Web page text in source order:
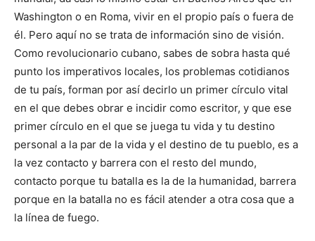
Washington o en Roma, vivir en el propio país o fuera de
él. Pero aquí no se trata de información sino de visión.
Como revolucionario cubano, sabes de sobra hasta qué
punto los imperativos locales, los problemas cotidianos
de tu país, forman por así decirlo un primer círculo vital
en el que debes obrar e incidir como escritor, y que ese
primer círculo en el que se juega tu vida y tu destino
personal a la par de la vida y el destino de tu pueblo, es a
la vez contacto y barrera con el resto del mundo,
contacto porque tu batalla es la de la humanidad, barrera
porque en la batalla no es fácil atender a otra cosa que a
la línea de fuego.